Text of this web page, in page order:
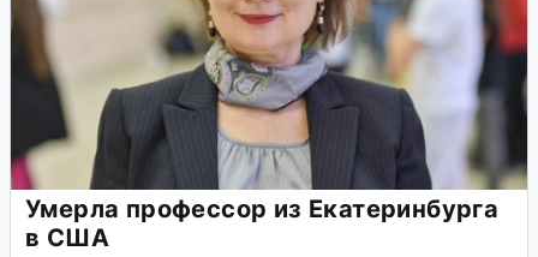
Умерла профессор из Екатеринбурга
в США